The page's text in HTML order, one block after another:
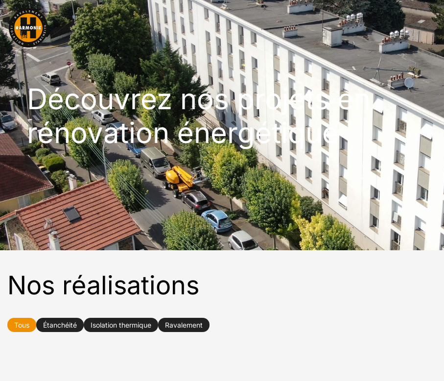
Découvrez nos projets en
rénovation énergétique
Nos réalisations
Tous Étanchéité Isolation thermique Ravalement